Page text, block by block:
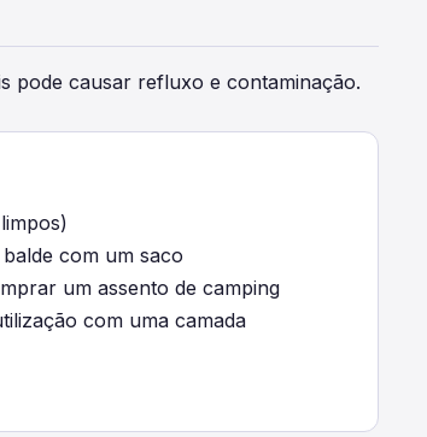
pode causar refluxo e contaminação.
com um saco
um assento de camping
com uma camada